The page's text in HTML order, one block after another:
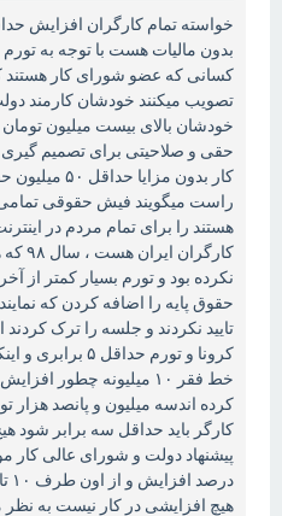
خواسته تمام کارگران افزایش
کسانی که عضو شورای کار هستند
تصویب میکنند خودشان کارمند
خودشان بالای بیست میلیون
حقی و صلاحیتی برای تصمیم گیری
کار بدون
راست میگویند فیش حقوقی
هستند را برای تمام مردم در
حقوق پایه را اضافه کردن که
تایید نکردند و جلسه را ترک
کرونا و تورم
کرده اندسه میلیون و پانصد هزار
کارگر باید حداقل سه برابر شود
هیچ افزایشی در کار نیست به